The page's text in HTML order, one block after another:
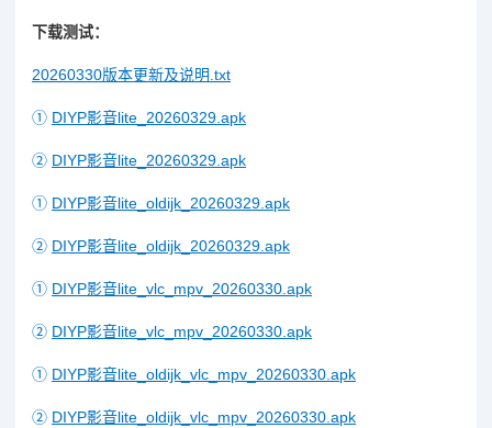
下载测试：
20260330版本更新及说明.txt
① DIYP影音lite_20260329.apk
② DIYP影音lite_20260329.apk
① DIYP影音lite_oldijk_20260329.apk
② DIYP影音lite_oldijk_20260329.apk
① DIYP影音lite_vlc_mpv_20260330.apk
② DIYP影音lite_vlc_mpv_20260330.apk
① DIYP影音lite_oldijk_vlc_mpv_20260330.apk
② DIYP影音lite_oldijk_vlc_mpv_20260330.apk